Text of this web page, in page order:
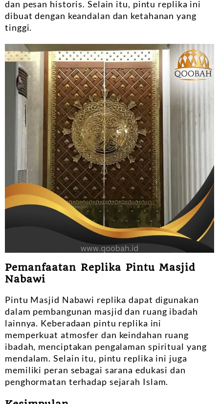
dan pesan historis. Selain itu, pintu replika ini
dibuat dengan keandalan dan ketahanan yang
tinggi.
Pemanfaatan Replika Pintu Masjid
Nabawi
Pintu Masjid Nabawi replika dapat digunakan
dalam pembangunan masjid dan ruang ibadah
lainnya. Keberadaan pintu replika ini
memperkuat atmosfer dan keindahan ruang
ibadah, menciptakan pengalaman spiritual yang
mendalam. Selain itu, pintu replika ini juga
memiliki peran sebagai sarana edukasi dan
penghormatan terhadap sejarah Islam.